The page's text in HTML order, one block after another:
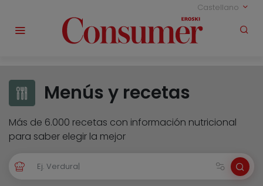
Castellano
Menús y recetas
Más de 6.000 recetas con información nutricional
para saber elegir la mejor